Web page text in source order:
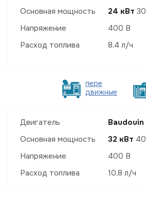
Основная мощность
24 кВт 30
Напряжение
400 В
Расход топлива
8,4 л/ч
пере
движные
Двигатель Baudouin
Основная мощность
32 кВт 40
Напряжение
400 В
Расход топлива
10,8 л/ч